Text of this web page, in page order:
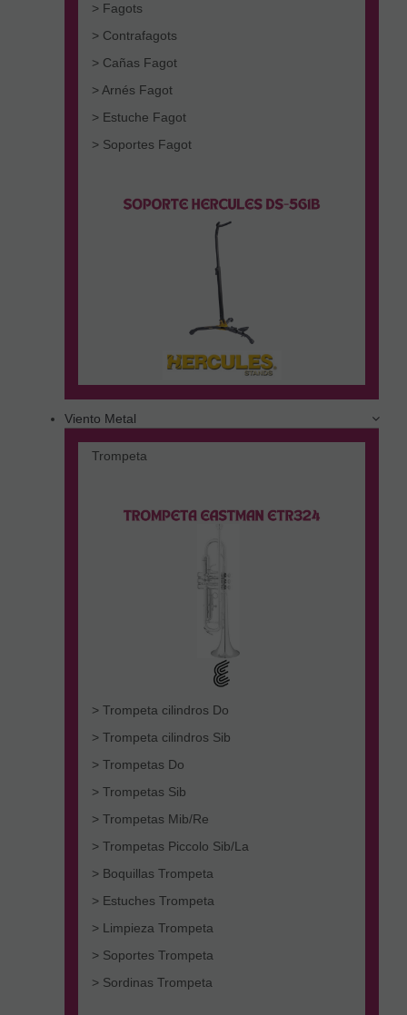
> Fagots
> Contrafagots
> Cañas Fagot
> Arnés Fagot
> Estuche Fagot
> Soportes Fagot
Viento Metal
Trompeta
> Trompeta cilindros Do
> Trompeta cilindros Sib
> Trompetas Do
> Trompetas Sib
> Trompetas Mib/Re
> Trompetas Piccolo Sib/La
> Boquillas Trompeta
> Estuches Trompeta
> Limpieza Trompeta
> Soportes Trompeta
> Sordinas Trompeta